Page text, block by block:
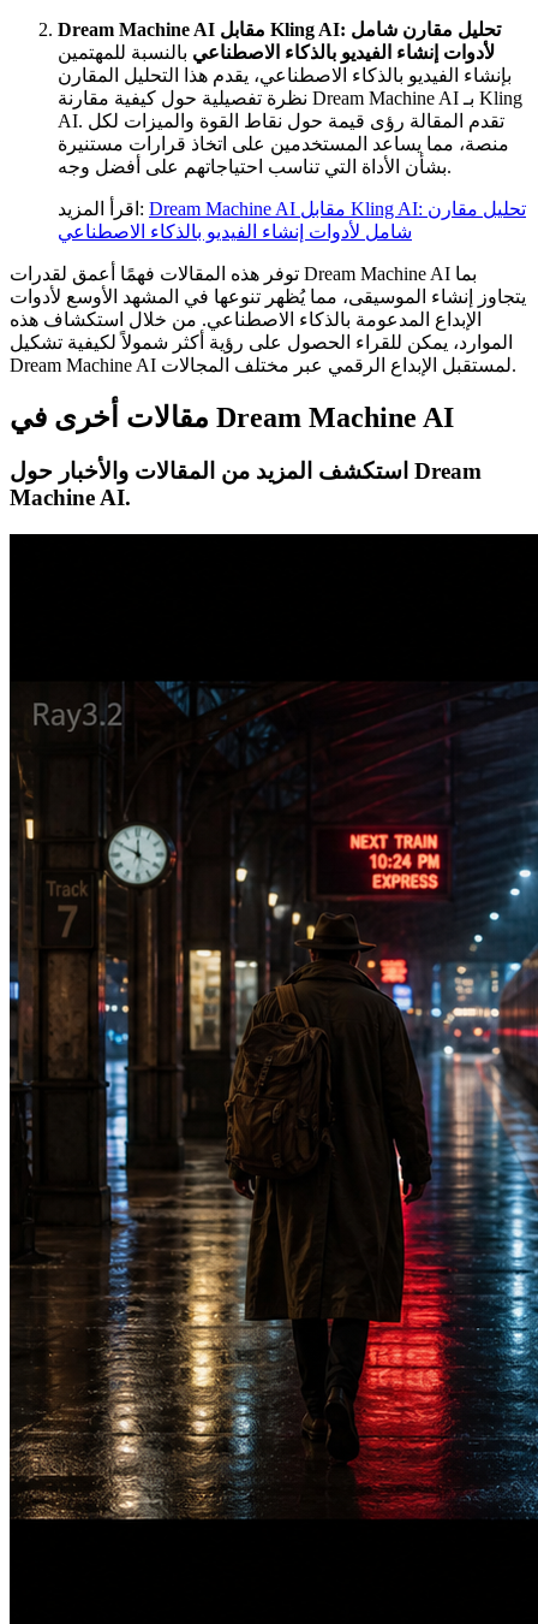
Dream Machine AI مقابل Kling AI: تحليل مقارن شامل
لأدوات إنشاء الفيديو بالذكاء الاصطناعي بالنسبة للمهتمين
بإنشاء الفيديو بالذكاء الاصطناعي، يقدم هذا التحليل المقارن
نظرة تفصيلية حول كيفية مقارنة Dream Machine AI بـ Kling
AI. تقدم المقالة رؤى قيمة حول نقاط القوة والميزات لكل
منصة، مما يساعد المستخدمين على اتخاذ قرارات مستنيرة
بشأن الأداة التي تناسب احتياجاتهم على أفضل وجه.
اقرأ المزيد: Dream Machine AI مقابل Kling AI: تحليل مقارن
شامل لأدوات إنشاء الفيديو بالذكاء الاصطناعي
توفر هذه المقالات فهمًا أعمق لقدرات Dream Machine AI بما
يتجاوز إنشاء الموسيقى، مما يُظهر تنوعها في المشهد الأوسع لأدوات
الإبداع المدعومة بالذكاء الاصطناعي. من خلال استكشاف هذه
الموارد، يمكن للقراء الحصول على رؤية أكثر شمولاً لكيفية تشكيل
Dream Machine AI لمستقبل الإبداع الرقمي عبر مختلف المجالات.
مقالات أخرى في Dream Machine AI
استكشف المزيد من المقالات والأخبار حول Dream
Machine AI.